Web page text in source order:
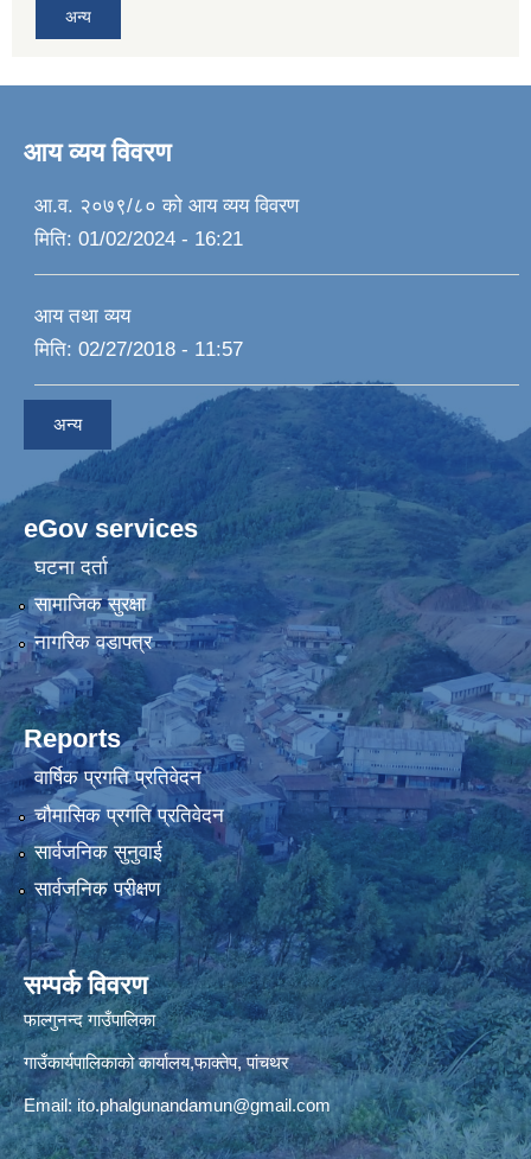
अन्य
आय व्यय विवरण
आ.व. २०७९/८० को आय व्यय विवरण
मिति: 01/02/2024 - 16:21
आय तथा व्यय
मिति: 02/27/2018 - 11:57
अन्य
eGov services
घटना दर्ता
सामाजिक सुरक्षा
नागरिक वडापत्र
Reports
वार्षिक प्रगति प्रतिवेदन
चौमासिक प्रगति प्रतिवेदन
सार्वजनिक सुनुवाई
सार्वजनिक परीक्षण
सम्पर्क विवरण
फाल्गुनन्द गाउँपालिका
गाउँकार्यपालिकाको कार्यालय,फाक्तेप, पांचथर
Email: ito.phalgunandamun@gmail.com